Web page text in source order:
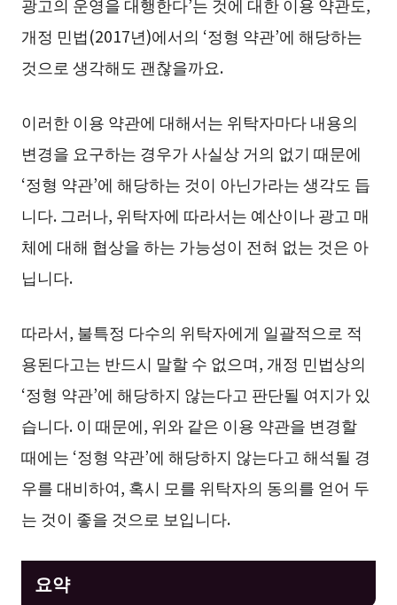
광고의 운영을 대행한다’는 것에 대한 이용 약관도,
개정 민법(2017년)에서의 ‘정형 약관’에 해당하는
것으로 생각해도 괜찮을까요.
이러한 이용 약관에 대해서는 위탁자마다 내용의
변경을 요구하는 경우가 사실상 거의 없기 때문에
‘정형 약관’에 해당하는 것이 아닌가라는 생각도 듭
니다. 그러나, 위탁자에 따라서는 예산이나 광고 매
체에 대해 협상을 하는 가능성이 전혀 없는 것은 아
닙니다.
따라서, 불특정 다수의 위탁자에게 일괄적으로 적
용된다고는 반드시 말할 수 없으며, 개정 민법상의
‘정형 약관’에 해당하지 않는다고 판단될 여지가 있
습니다. 이 때문에, 위와 같은 이용 약관을 변경할
때에는 ‘정형 약관’에 해당하지 않는다고 해석될 경
우를 대비하여, 혹시 모를 위탁자의 동의를 얻어 두
는 것이 좋을 것으로 보입니다.
요약